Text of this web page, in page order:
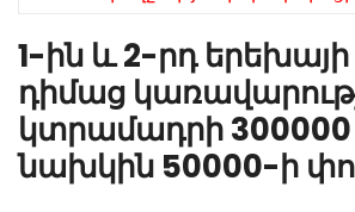
1-ին և 2-րդ
դիմաց
կտրամադրի
նախկին 50000-ի